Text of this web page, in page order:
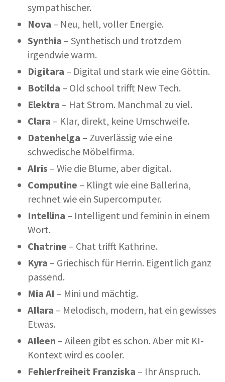
sympathischer.
Nova – Neu, hell, voller Energie.
Synthia – Synthetisch und trotzdem
irgendwie warm.
Digitara – Digital und stark wie eine Göttin.
Botilda – Old school trifft New Tech.
Elektra – Hat Strom. Manchmal zu viel.
Clara – Klar, direkt, keine Umschweife.
Datenhelga – Zuverlässig wie eine
schwedische Möbelfirma.
AIris – Wie die Blume, aber digital.
Computine – Klingt wie eine Ballerina,
rechnet wie ein Supercomputer.
Intellina – Intelligent und feminin in einem
Wort.
Chatrine – Chat trifft Kathrine.
Kyra – Griechisch für Herrin. Eigentlich ganz
passend.
Mia AI – Mini und mächtig.
AIlara – Melodisch, modern, hat ein gewisses
Etwas.
AIleen – Aileen gibt es schon. Aber mit KI-
Kontext wird es cooler.
Fehlerfreiheit Franziska – Ihr Anspruch.